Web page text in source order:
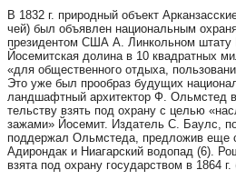
В 1832 г. при­род­ный объ­ект
чей) был объявлен на­ци­о­наль­ным
пре­зи­ден­том США А. Лин­коль­ном
Йо­се­ми­тс­кая до­ли­на в 10 квад­рат­ных
«для об­ще­ст­вен­но­го от­ды­ха,
Это уже был про­об­раз бу­ду­щих
ланд­ша­фт­ный ар­хи­тек­тор Ф. Ольмстед
тель­ству взять под ох­ра­ну с целью
за­жа­ми» Йо­се­мит. Из­да­тель С. Ба­улс,
под­дер­жал Ольмсте­да, пред­ло­жив еще
Ади­рон­дак и Ни­а­га­рс­кий во­до­пад (6).
взя­та под ох­ра­ну го­су­да­р­ством в 1864 г.